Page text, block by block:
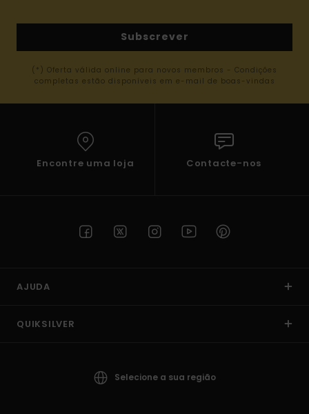
Subscrever
(*) Oferta válida online para novos membros - Condições
completas estão disponíveis em e-mail de boas-vindas
Encontre uma loja Contacte-nos
AJUDA
QUIKSILVER
Selecione a sua região